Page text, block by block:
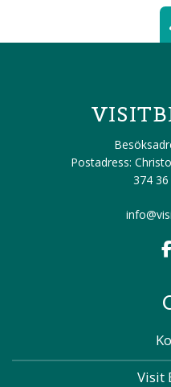
Postadress:
374
Visit